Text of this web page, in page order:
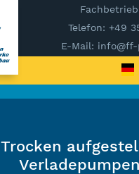
Telefon: +49
E-Mail:
Trocken
Verladepumpen